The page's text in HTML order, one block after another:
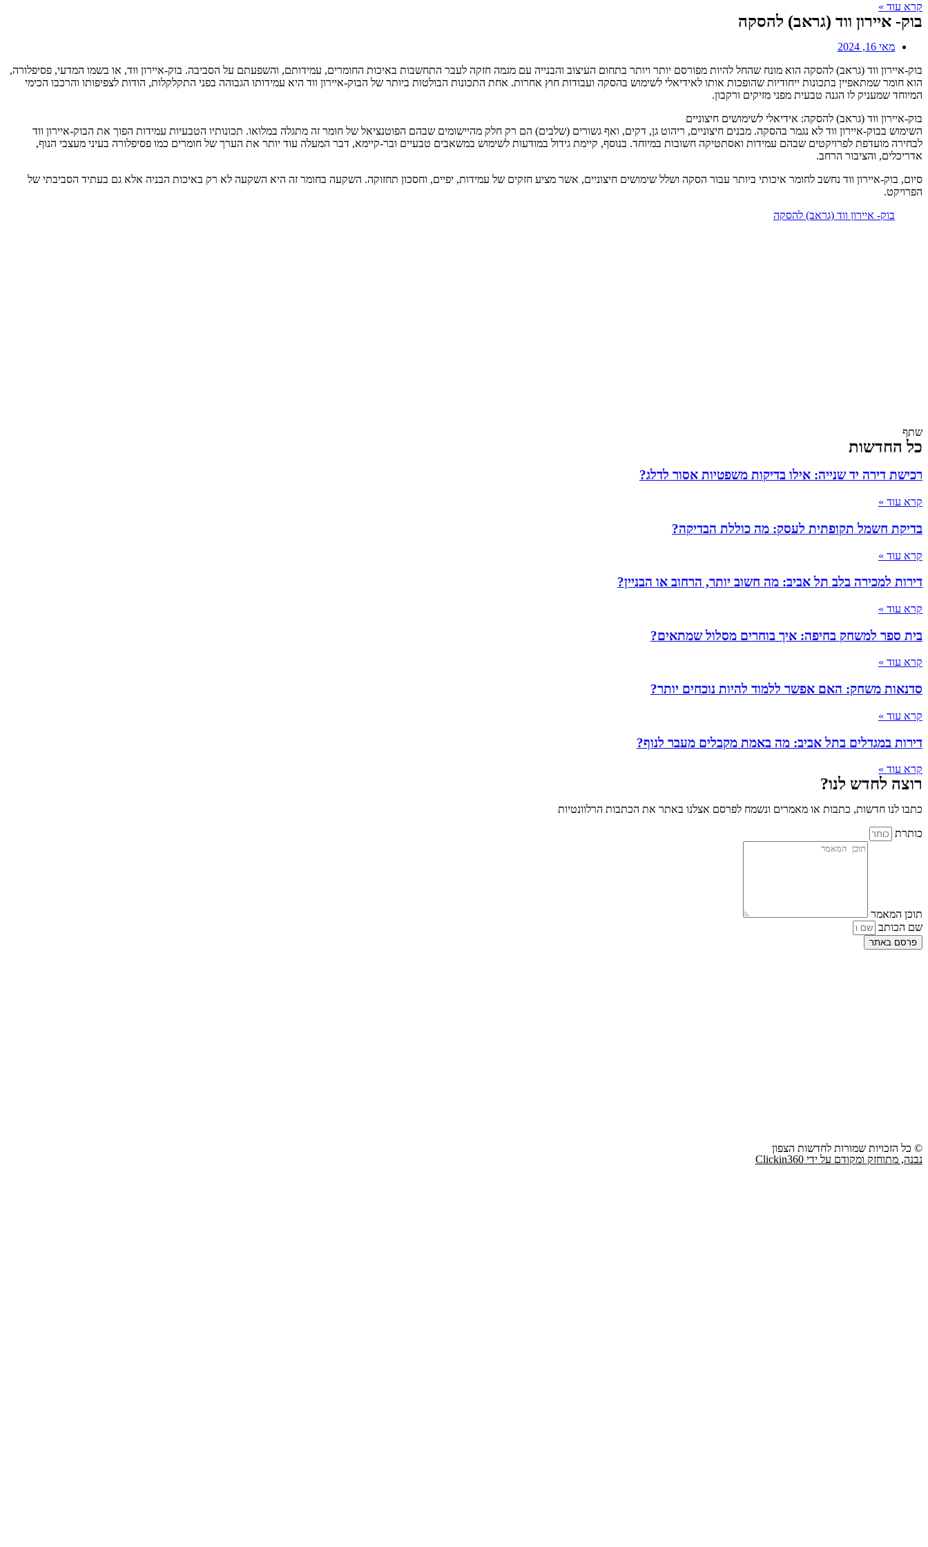
קרא עוד »
בוק- איירון ווד (גראב) להסקה
מאי 16, 2024
בוק-איירון ווד (גראב) להסקה הוא מונח שהחל להיות מפורסם יותר ויותר בתחום העיצוב והבנייה עם מגמה חזקה לעבר התחשבות באיכות החומרים, עמידותם, והשפעתם על הסביבה. בוק-איירון ווד, או בשמו המדעי, פסיפלורה,
הוא חומר שמתאפיין בתכונות ייחודיות שהופכות אותו לאידיאלי לשימוש בהסקה ועבודות חוץ אחרות. אחת התכונות הבולטות ביותר של הבוק-איירון ווד היא עמידותו הגבוהה בפני התקלקלות, הודות לצפיפותו והרכבו הכימי
המיוחד שמעניק לו הגנה טבעית מפני מזיקים ורקבון.
בוק-איירון ווד (גראב) להסקה: אידיאלי לשימושים חיצוניים
השימוש בבוק-איירון ווד לא נגמר בהסקה. מבנים חיצוניים, ריהוט גן, דקים, ואף גשורים (שלבים) הם רק חלק מהיישומים שבהם הפוטנציאל של חומר זה מתגלה במלואו. תכונותיו הטבעיות עמידות הפוך את הבוק-איירון ווד
לבחירה מועדפת לפרויקטים שבהם עמידות ואסתטיקה חשובות במיוחד. בנוסף, קיימת גידול במודעות לשימוש במשאבים טבעיים ובר-קיימא, דבר המעלה עוד יותר את הערך של חומרים כמו פסיפלורה בעיני מעצבי הנוף,
אדריכלים, והציבור הרחב.
סיום, בוק-איירון ווד נחשב לחומר איכותי ביותר עבור הסקה ושלל שימושים חיצוניים, אשר מציע חזקים של עמידות, יפיים, וחסכון תחזוקה. השקעה בחומר זה היא השקעה לא רק באיכות הבניה אלא גם בעתיד הסביבתי של
הפרויקט.
בוק- איירון ווד (גראב) להסקה
שתף
כל החדשות
רכישת דירה יד שנייה: אילו בדיקות משפטיות אסור לדלג?
קרא עוד »
בדיקת חשמל תקופתית לעסק: מה כוללת הבדיקה?
קרא עוד »
דירות למכירה בלב תל אביב: מה חשוב יותר, הרחוב או הבניין?
קרא עוד »
בית ספר למשחק בחיפה: איך בוחרים מסלול שמתאים?
קרא עוד »
סדנאות משחק: האם אפשר ללמוד להיות נוכחים יותר?
קרא עוד »
דירות במגדלים בתל אביב: מה באמת מקבלים מעבר לנוף?
קרא עוד »
רוצה לחדש לנו?
כתבו לנו חדשות, כתבות או מאמרים ונשמח לפרסם אצלנו באתר את הכתבות הרלוונטיות
כותרת
תוכן המאמר
שם הכותב
פרסם באתר
© כל הזכויות שמורות לחדשות הצפון
נבנה, מתוחזק ומקודם על ידי Clickin360